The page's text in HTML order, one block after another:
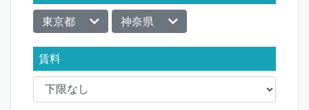
東京都 神奈県
賃料